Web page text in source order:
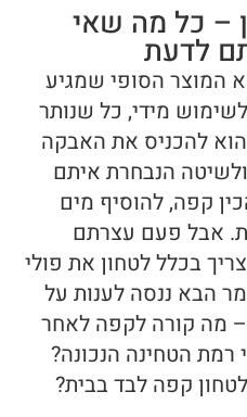
– כל מה שאי
לדעת
המוצר הסופי שמגיע
מידי, כל שנותר
להכניס את האבקה
הנבחרת איתם
קפה, להוסיף מים
אבל פעם עצרתם
בכלל לטחון את פולי
הבא ננסה לענות על
מה קורה לקפה לאחר
רמת הטחינה הנכונה?
קפה לבד בבית?